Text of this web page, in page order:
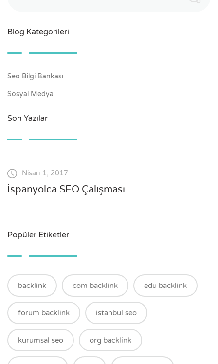
Blog Kategorileri
Seo Bilgi Bankası
Sosyal Medya
Son Yazılar
Nisan 1, 2017
İspanyolca SEO Çalışması
Popüler Etiketler
backlink com backlink edu backlink
forum backlink istanbul seo
kurumsal seo org backlink